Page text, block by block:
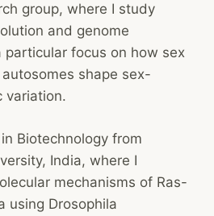
group, where I study
and genome
focus on how sex
shape sex-
variation.
Biotechnology from
India, where I
mechanisms of Ras-
using Drosophila